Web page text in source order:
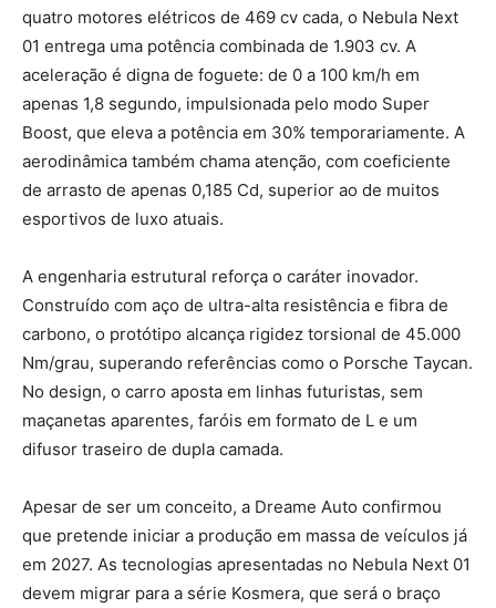
quatro motores elétricos de 469 cv cada, o Nebula Next
01 entrega uma potência combinada de 1.903 cv. A
aceleração é digna de foguete: de 0 a 100 km/h em
apenas 1,8 segundo, impulsionada pelo modo Super
Boost, que eleva a potência em 30% temporariamente. A
aerodinâmica também chama atenção, com coeficiente
de arrasto de apenas 0,185 Cd, superior ao de muitos
esportivos de luxo atuais.
A engenharia estrutural reforça o caráter inovador.
Construído com aço de ultra-alta resistência e fibra de
carbono, o protótipo alcança rigidez torsional de 45.000
Nm/grau, superando referências como o Porsche Taycan.
No design, o carro aposta em linhas futuristas, sem
maçanetas aparentes, faróis em formato de L e um
difusor traseiro de dupla camada.
Apesar de ser um conceito, a Dreame Auto confirmou
que pretende iniciar a produção em massa de veículos já
em 2027. As tecnologias apresentadas no Nebula Next 01
devem migrar para a série Kosmera, que será o braço